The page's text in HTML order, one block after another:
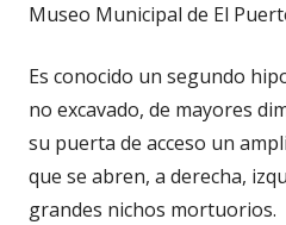
Museo Municipal de El
Es conocido un segundo
no excavado, de mayores
su puerta de acceso un
que se abren, a derecha,
grandes nichos mortuorios.